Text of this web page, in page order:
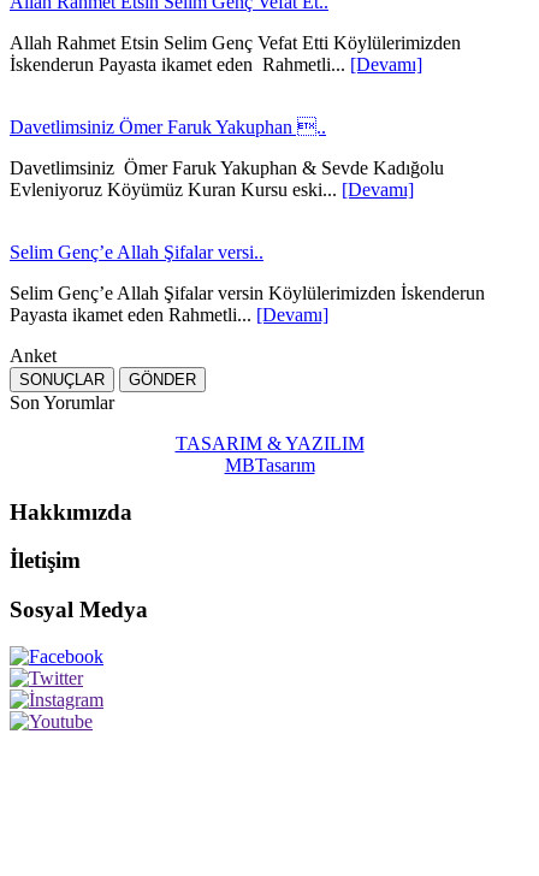
Allah Rahmet Etsin Selim Genç Vefat Etti Köylülerimizden
İskenderun Payasta ikamet eden Rahmetli... [Devamı]
Davetlimsiniz Ömer Faruk Yakuphan ..
Davetlimsiniz Ömer Faruk Yakuphan & Sevde Kadığolu
Evleniyoruz Köyümüz Kuran Kursu eski... [Devamı]
Selim Genç’e Allah Şifalar versi..
Selim Genç’e Allah Şifalar versin Köylülerimizden İskenderun
Payasta ikamet eden Rahmetli... [Devamı]
Anket
Son Yorumlar
TASARIM & YAZILIM
MBTasarım
Hakkımızda
İletişim
Sosyal Medya